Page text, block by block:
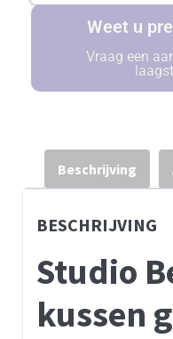
Weet u
Vraag een
Beschrijving
BESCHRIJVING
Studio
kussen